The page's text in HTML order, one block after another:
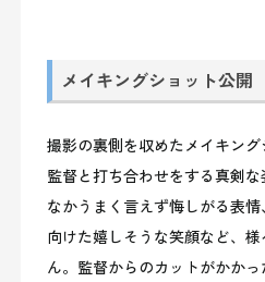
メイキングショット公開
撮影の裏側を収めたメイキング
監督と打ち合わせをする真剣
なかうまく言えず悔しがる表
向けた嬉しそうな笑顔など、
ん。監督からのカットがかか